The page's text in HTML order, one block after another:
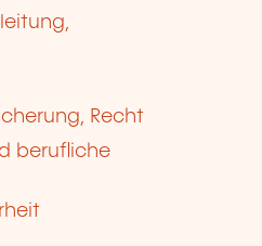
Recht
berufliche